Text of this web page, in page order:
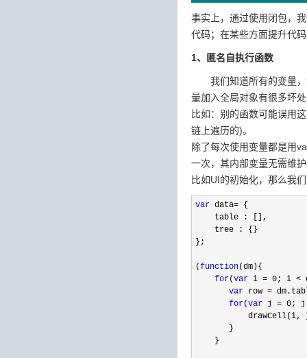
事实上，通过使用闭包，
代码；在某些方面提升代
1、匿名自执行函数
我们知道所有的变量，
量加入全局对象有很多坏
比如：别的函数可能误用
链上遍历的)。
除了每次使用变量都是用
一次，其内部变量无需维
比如UI的初始化，那么我
var data= {
    table : [],
    tree : {}
};
(function(dm){
for(var i = 0; i <
var row =
for(var j = 0; j
       }
    }